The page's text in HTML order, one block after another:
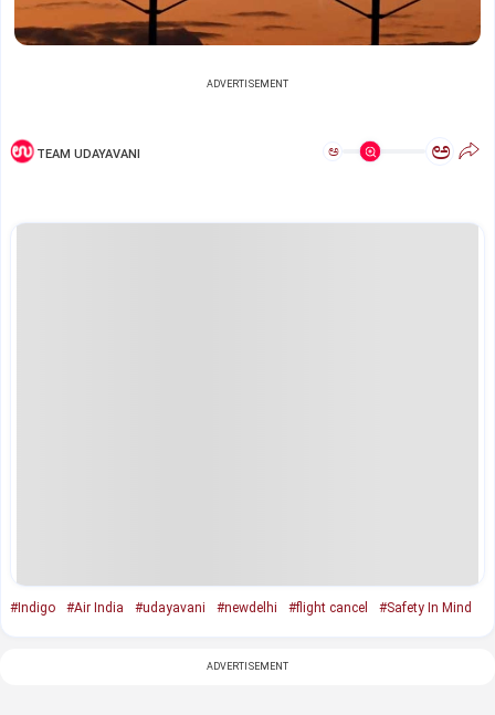
ADVERTISEMENT
TEAM UDAYAVANI ಅ ಅ
#Indigo #Air India #udayavani #newdelhi #flight cancel #Safety In Mind
ADVERTISEMENT